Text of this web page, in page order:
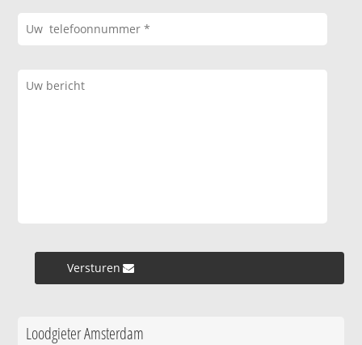
Versturen »
Loodgieter Amsterdam